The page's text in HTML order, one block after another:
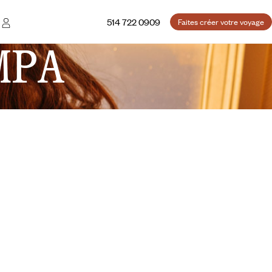
514 722 0909 Faites créer votre voyage